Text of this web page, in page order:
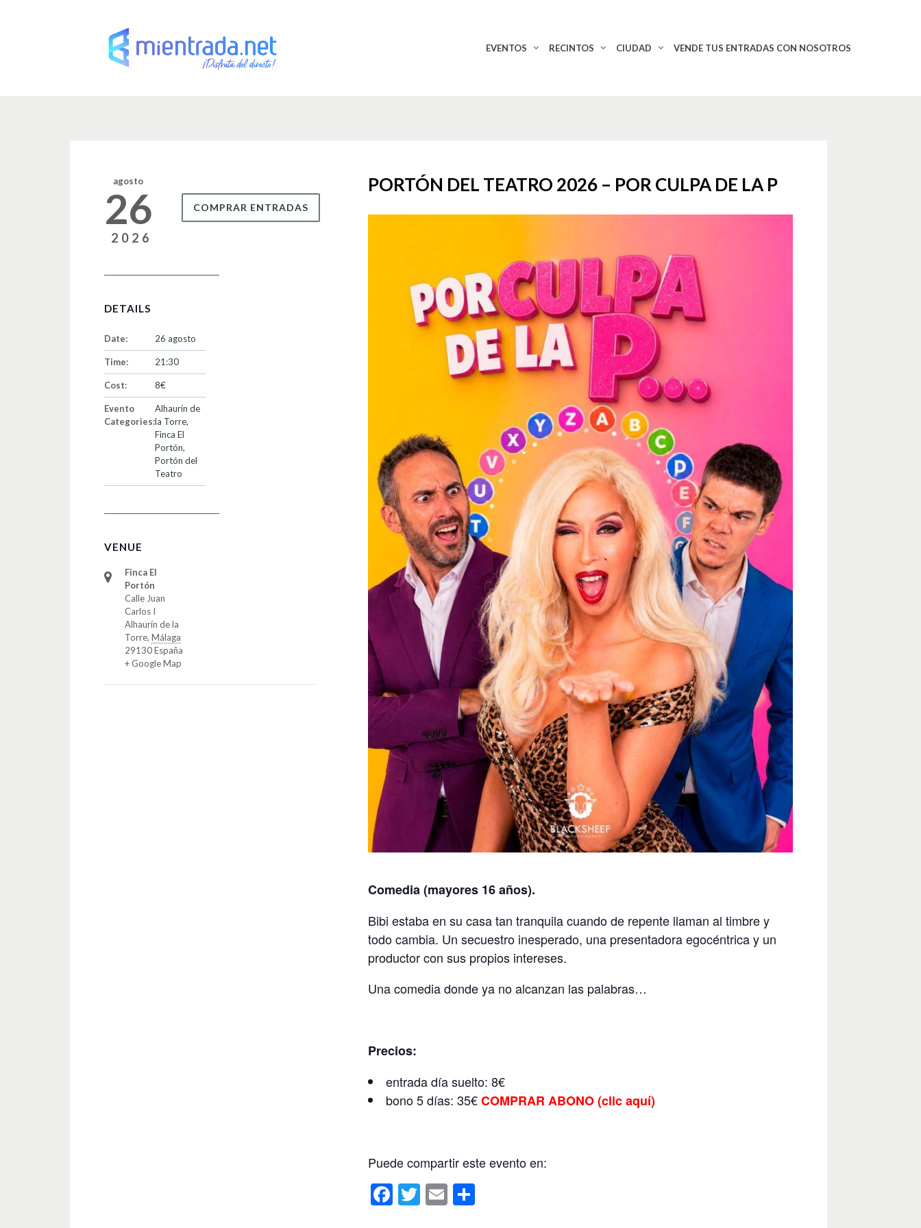
EVENTOS RECINTOS CIUDAD VENDE TUS ENTRADAS CON NOSOTROS
PORTÓN DEL TEATRO 2026 – POR CULPA DE LA P
Comedia (mayores 16 años).
Bibi estaba en su casa tan tranquila cuando de repente llaman al timbre y
todo cambia. Un secuestro inesperado, una presentadora egocéntrica y un
productor con sus propios intereses.
Una comedia donde ya no alcanzan las palabras…
Precios:
entrada día suelto: 8€
bono 5 días: 35€COMPRAR ABONO (clic aquí)
Puede compartir este evento en:
F
a
T
wi
E
m
C
agosto
26
2026
COMPRAR ENTRADAS
DETAILS
Date: 26 agosto
Time: 21:30
Cost: 8€
Evento
Categories:
Alhaurín de
la Torre,
Finca El
Portón,
Portón del
Teatro
VENUE
Finca El
Portón
Calle Juan
Carlos I
Alhaurín de la
Torre, Málaga
29130España
+ Google Map